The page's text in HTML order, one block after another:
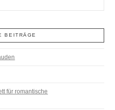
BEITRÄGE
für romantische